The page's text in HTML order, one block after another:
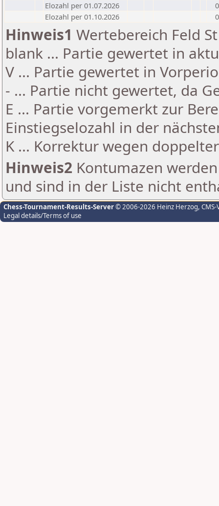
Elozahl per 01.07.2026
0
Elozahl per 01.10.2026
0
Hinweis1 Wertebereich Feld
blank ... Partie gewertet in
V ... Partie gewertet in
- ... Partie nicht gewertet, da
E ... Partie vorgemerkt zur
Einstiegselozahl in der
K ... Korrektur wegen
Hinweis2 Kontumazen
und sind in der Liste nicht
Chess-Tournament-Results-Server© 2006-2026 Heinz Herzog,
Legal details/Terms of use